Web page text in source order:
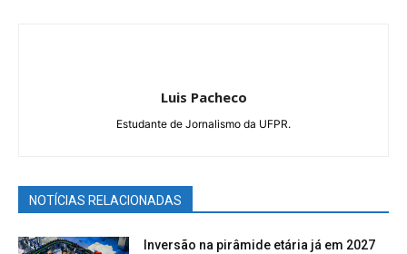
Luis Pacheco
Estudante de Jornalismo da UFPR.
NOTÍCIAS RELACIONADAS
Inversão na pirâmide etária já em 2027